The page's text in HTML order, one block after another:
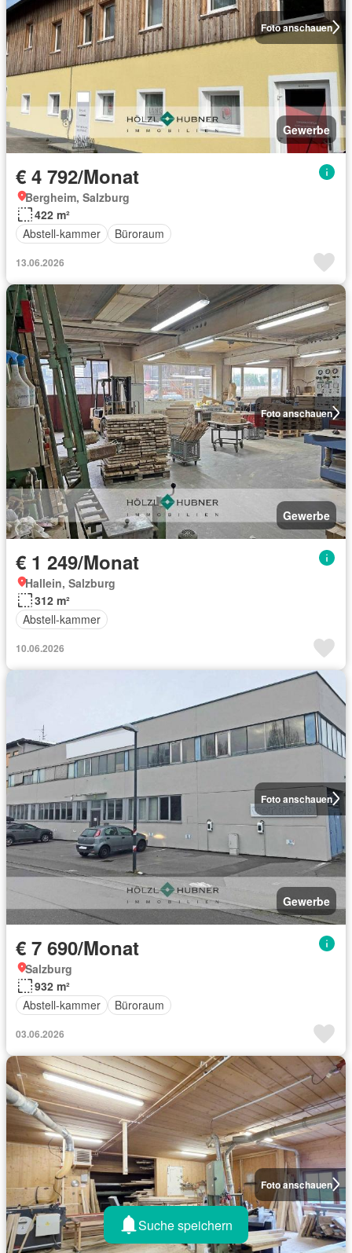
Foto anschauen
Gewerbe
€ 4 792/Monat
Bergheim, Salzburg
422 m²
Abstell-kammer
Büroraum
13.06.2026
Foto anschauen
Gewerbe
€ 1 249/Monat
Hallein, Salzburg
312 m²
Abstell-kammer
10.06.2026
Foto anschauen
Gewerbe
€ 7 690/Monat
Salzburg
932 m²
Abstell-kammer
Büroraum
03.06.2026
Foto anschauen
Suche speichern